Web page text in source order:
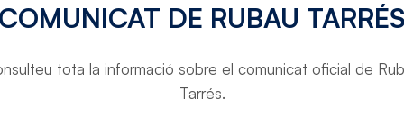
DE RUBAU TARRÉS
tota la informació sobre el comunicat oficial de
Tarrés.